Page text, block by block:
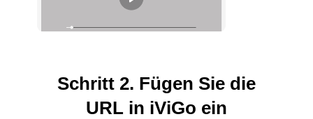
Schritt 2. Fügen Sie die
URL in iViGo ein